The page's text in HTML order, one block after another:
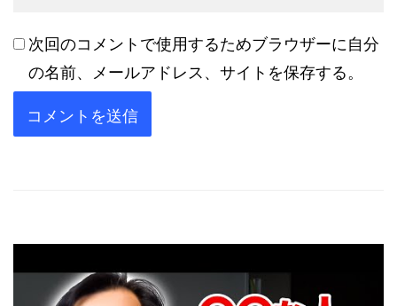
次回のコメントで使用するためブラウザーに自分
の名前、メールアドレス、サイトを保存する。